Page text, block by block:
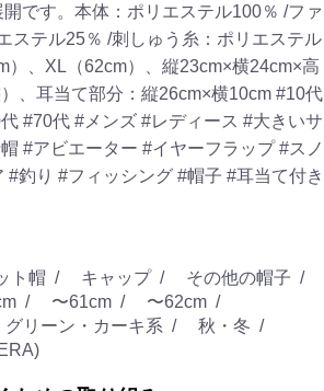
です。本体：ポリエステル100％ /ファ
ステル25％ /刺しゅう糸：ポリエステル
）、XL（62cm）、縦23cm×横24cm×高
、耳当て部分：縦26cm×横10cm #10代
#70代 #メンズ #レディース #大きいサ
#アビエーター #イヤーフラップ#スノ
#釣り #フィッシング #帽子 #耳当て付き
ト帽 キャップ
その他の帽子
〜61cm
〜62cm
グリーン・カーキ系
秋・冬